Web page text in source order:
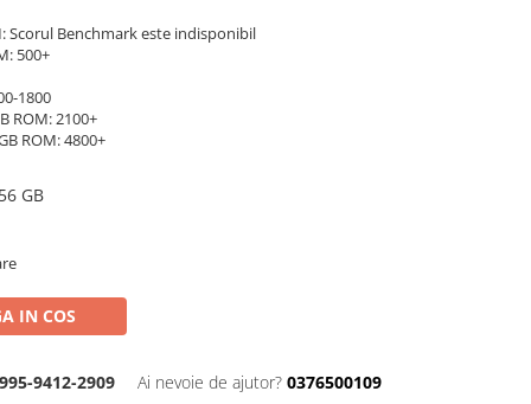
Scorul Benchmark este indisponibil
500+
1800
ROM: 2100+
ROM: 4800+
GB
IN COS
9412-2909 Ai nevoie de ajutor? 0376500109